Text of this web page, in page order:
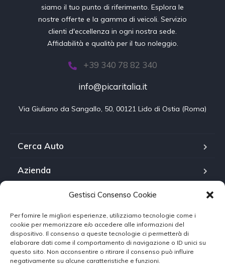
Gestisci Consenso Cookie
Per fornire le migliori esperienze, utilizziamo tecnologie come i
cookie per memorizzare e/o accedere alle informazioni del
dispositivo. Il consenso a queste tecnologie ci permetterà di
elaborare dati come il comportamento di navigazione o ID unici su
questo sito. Non acconsentire o ritirare il consenso può influire
negativamente su alcune caratteristiche e funzioni.
siamo il tuo punto di riferimento. Esplora le
nostre offerte e la gamma di veicoli. Servizio
clienti d'eccellenza in ogni nostra sede.
Affidabilità e qualità per il tuo noleggio.
+39 340 78 82 340
info@picaritalia.it
Via Giuliano da Sangallo, 50, 00121 Lido di Ostia (Roma)
Cerca Auto
Azienda
Contattaci
Cookie Policy
Termini